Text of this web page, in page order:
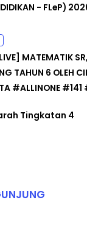
- FLeP)
MATEMATIK SR,
TAHUN 6 OLEH
#ALLINONE #141
Tingkatan 4